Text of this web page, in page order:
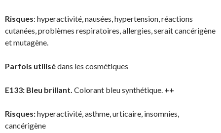
Risques: hyperactivité, nausées, hypertension, réactions
cutanées, problèmes respiratoires, allergies, serait cancérigène
et mutagène.
Parfois utilisédans les cosmétiques
E133: Bleu brillant. Colorant bleu synthétique. ++
Risques:hyperactivité, asthme, urticaire, insomnies,
cancérigène